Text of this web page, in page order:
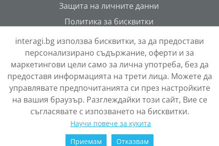
interagi.bg използва бисквитки, за да предостави
персонализирано съдържание, оферти и за
маркетингови цели само за лична употреба, без да
предоставя информацията на трети лица. Можете да
управлявате предпочитанията си през настройките
на вашия браузър. Разглеждайки този сайт, Вие се
съгласявате с изпозването на бисквитки.
Научи повече за кукита
Приемам
Отказвам
Защита на личните данни
Политика за бисквитки
ONETEAM Portal
Copyright © 2026 InterAGRI